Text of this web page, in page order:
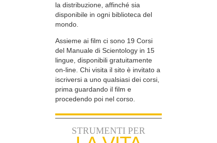
la distribuzione, affinché sia
disponibile in ogni biblioteca del
mondo.
Assieme ai film ci sono 19 Corsi
del Manuale di Scientology in 15
lingue, disponibili gratuitamente
on-line. Chi visita il sito è invitato a
iscriversi a uno qualsiasi dei corsi,
prima guardando il film e
procedendo poi nel corso.
STRUMENTI PER